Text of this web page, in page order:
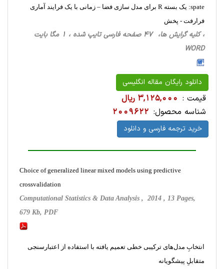
spate: یک بسته R برای مدل سازی فضا – زمانی با یک فرایند آماری
فرارفت - پخش
، کلیه گرایش ها، 47 صفحه فارسی تایپ شده ، 1 مگا بایت
WORD
دانلود رایگان مقاله انگلیسی
قیمت : 3,125,000 ریال
شناسه محصول: 2009622
خرید ترجمه فارسی و دانلود
Choice of generalized linear mixed models using predictive
crossvalidation
Computational Statistics & Data Analysis , 2014 , 13 Pages,
679 Kb, PDF
انتخابِ مدل‌های ترکیبی خطی تعمیم یافته با استفاده از اعتبارسنجی
متقابلِ پیشگویانه